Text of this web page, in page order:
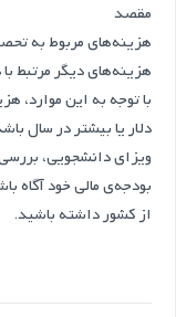
مقصد
هزینه‌های مربوط به
هزینه‌های دیگر مرتبط
با توجه به این موارد،
دلار یا بیشتر در سال
ویزای دانشجویی،
بودجه‌ی مالی خود آگاه
از کشور داشته باشید.